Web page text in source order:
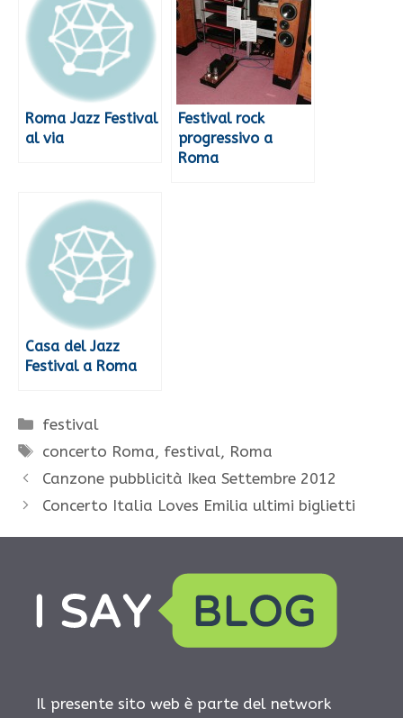
Roma Jazz Festival
al via
Festival rock
progressivo a
Roma
Casa del Jazz
Festival a Roma
Categorie
festival
Tag
concerto Roma, festival, Roma
Canzone pubblicità Ikea Settembre 2012
Concerto Italia Loves Emilia ultimi biglietti
Il presente sito web è parte del network